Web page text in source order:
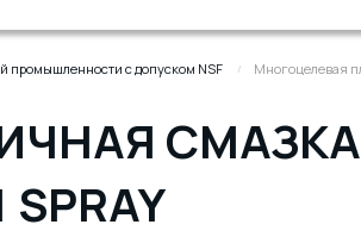
промышленности с допуском NSF Многоцелевая